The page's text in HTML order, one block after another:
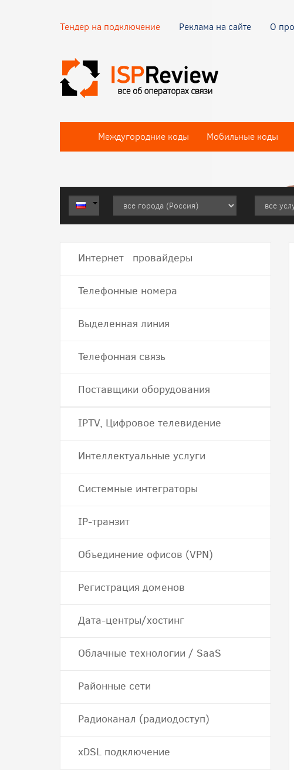
Тендер на подключение Реклама на сайте О
Междугородние коды Мобильные коды
Интернет провайдеры
Телефонные номера
Выделенная линия
Телефонная связь
Поставщики оборудования
IPTV, Цифровое телевидение
Интеллектуальные услуги
Системные интеграторы
IP-транзит
Объединение офисов (VPN)
Регистрация доменов
Дата-центры/хостинг
Облачные технологии / SaaS
Районные сети
Радиоканал (радиодоступ)
хDSL подключение